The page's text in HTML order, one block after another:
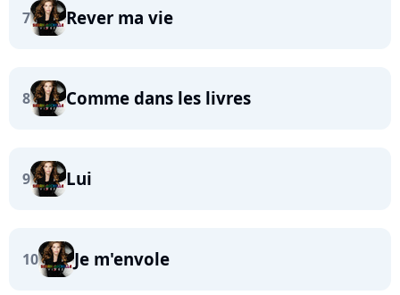
7 Rever ma vie
8 Comme dans les livres
9 Lui
10 Je m'envole